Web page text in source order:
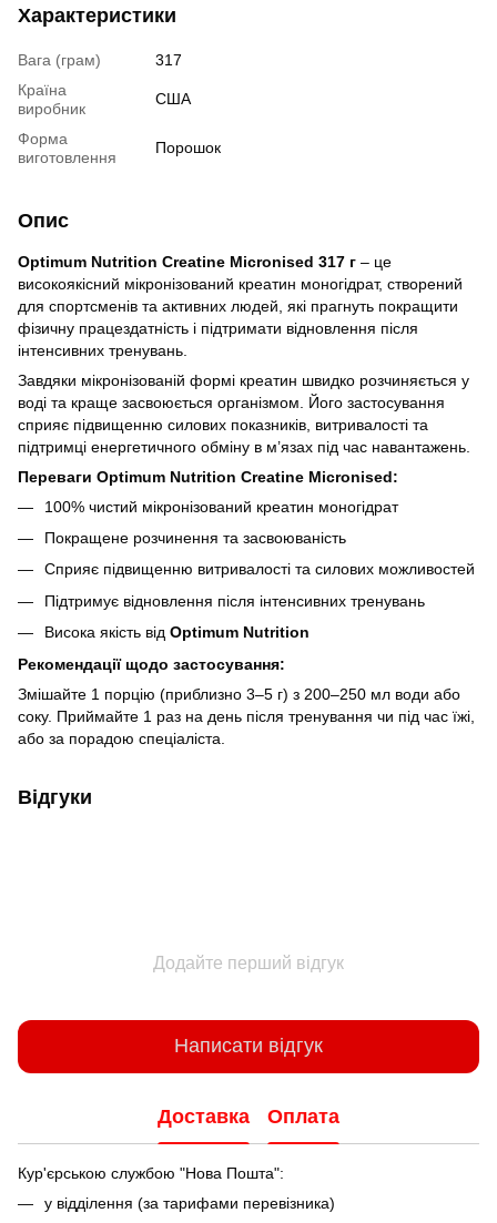
Характеристики
Вага (грам)
317
Країна
виробник
США
Форма
виготовлення
Порошок
Опис
Optimum Nutrition Creatine Micronised 317 г – це
високоякісний мікронізований креатин моногідрат, створений
для спортсменів та активних людей, які прагнуть покращити
фізичну працездатність і підтримати відновлення після
інтенсивних тренувань.
Завдяки мікронізованій формі креатин швидко розчиняється у
воді та краще засвоюється організмом. Його застосування
сприяє підвищенню силових показників, витривалості та
підтримці енергетичного обміну в м’язах під час навантажень.
Переваги Optimum Nutrition Creatine Micronised:
100% чистий мікронізований креатин моногідрат
Покращене розчинення та засвоюваність
Сприяє підвищенню витривалості та силових можливостей
Підтримує відновлення після інтенсивних тренувань
Висока якість від Optimum Nutrition
Рекомендації щодо застосування:
Змішайте 1 порцію (приблизно 3–5 г) з 200–250 мл води або
соку. Приймайте 1 раз на день після тренування чи під час їжі,
або за порадою спеціаліста.
Відгуки
Додайте перший відгук
Написати відгук
Доставка Оплата
Кур'єрською службою "Нова Пошта":
у відділення (за тарифами перевізника)